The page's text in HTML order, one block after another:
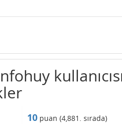
10puan (4,881 . sırada)